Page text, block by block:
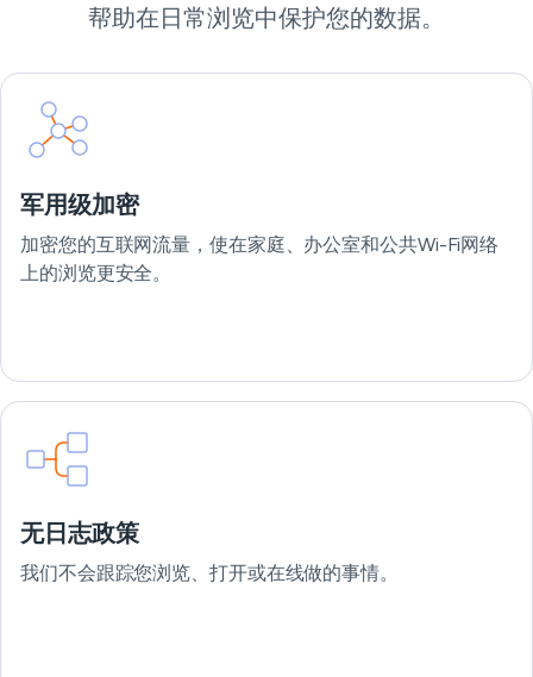
帮助在日常浏览中保护您的数据。
军用级加密
加密您的互联网流量，使在家庭、办公室和公共Wi-Fi网络
上的浏览更安全。
无日志政策
我们不会跟踪您浏览、打开或在线做的事情。